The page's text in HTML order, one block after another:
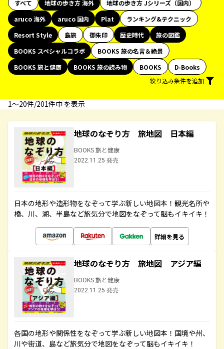
すべて 地球の歩き方 海外
地球の歩き方 Jシリーズ（国内）
aruco 海外
aruco 国内 Plat
ランキング&テクニック
Resort Style
島旅 御朱印 歴史時代
旅の図鑑
BOOKS スペシャルコラボ
BOOKS 旅の名言＆絶景
BOOKS 旅と健康
BOOKS 旅の読み物 BOOKS
D-Books
絞り込み条件を追加
1〜20件/201件中 を表示
地球のなぞり方 旅地図 日本編
BOOKS 旅と健康
2022.11.25 発売
日本の地形や造形物をなぞって学ぶ新しい地図本！観光名所や
橋、川、湖、半島など旅気分で地図をなぞって脳もイキイキ！
詳細を見る
地球のなぞり方 旅地図 アジア編
BOOKS 旅と健康
2022.11.25 発売
各国の地形や関係性をなぞって学ぶ新しい地図本！国境や州、
川や街道、島など旅気分で地図をなぞって脳もイキイキ！